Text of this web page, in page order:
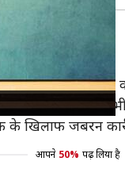
बंगाल सरकारमामले
की, लेकिन यहां भी
खिलाफ जबरन
आपने 50% पढ़ लिया है